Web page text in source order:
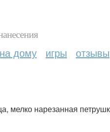
дому игры отзывы
мелко нарезанная